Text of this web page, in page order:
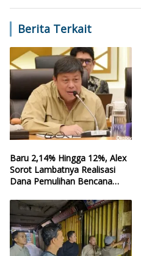
Berita Terkait
Baru 2,14% Hingga 12%, Alex
Sorot Lambatnya Realisasi
Dana Pemulihan Bencana